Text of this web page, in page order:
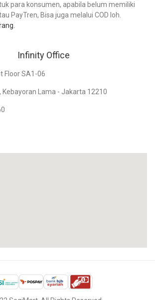
para konsumen, apabila belum memiliki
PayTren, Bisa juga melalui COD loh.
Infinity Office
Floor SA1-06
Kebayoran Lama - Jakarta 12210